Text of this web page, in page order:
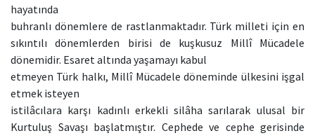
hayatında
buhranlı dönemlere de rastlanmaktadır. Türk milleti için en
sıkıntılı dönemlerden birisi de kuşkusuz Millî Mücadele
dönemidir. Esaret altında yaşamayı kabul
etmeyen Türk halkı, Millî Mücadele döneminde ülkesini işgal
etmek isteyen
istilâcılara karşı kadınlı erkekli silâha sarılarak ulusal bir
Kurtuluş Savaşı başlatmıştır. Cephede ve cephe gerisinde